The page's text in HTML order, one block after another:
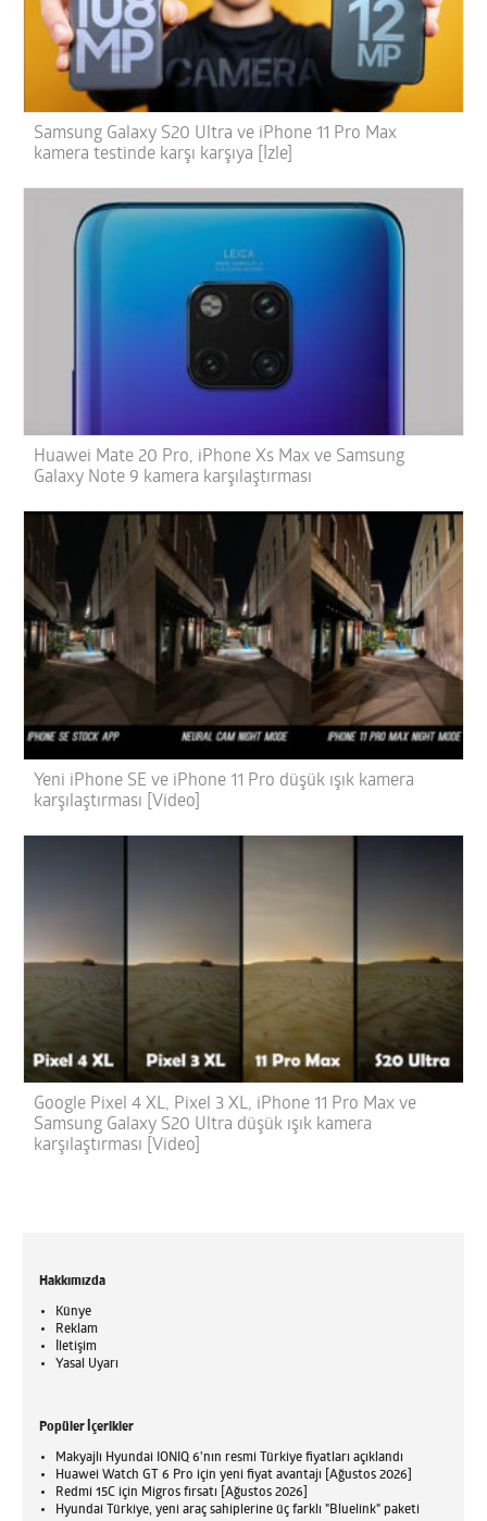
Samsung Galaxy S20 Ultra ve iPhone 11 Pro Max
kamera testinde karşı karşıya [İzle]
Huawei Mate 20 Pro, iPhone Xs Max ve Samsung
Galaxy Note 9 kamera karşılaştırması
Yeni iPhone SE ve iPhone 11 Pro düşük ışık kamera
karşılaştırması [Video]
Google Pixel 4 XL, Pixel 3 XL, iPhone 11 Pro Max ve
Samsung Galaxy S20 Ultra düşük ışık kamera
karşılaştırması [Video]
Hakkımızda
Künye
Reklam
İletişim
Yasal Uyarı
Popüler İçerikler
Makyajlı Hyundai IONIQ 6'nın resmi Türkiye fiyatları açıklandı
Huawei Watch GT 6 Pro için yeni fiyat avantajı [Ağustos 2026]
Redmi 15C için Migros fırsatı [Ağustos 2026]
Hyundai Türkiye, yeni araç sahiplerine üç farklı "Bluelink" paketi